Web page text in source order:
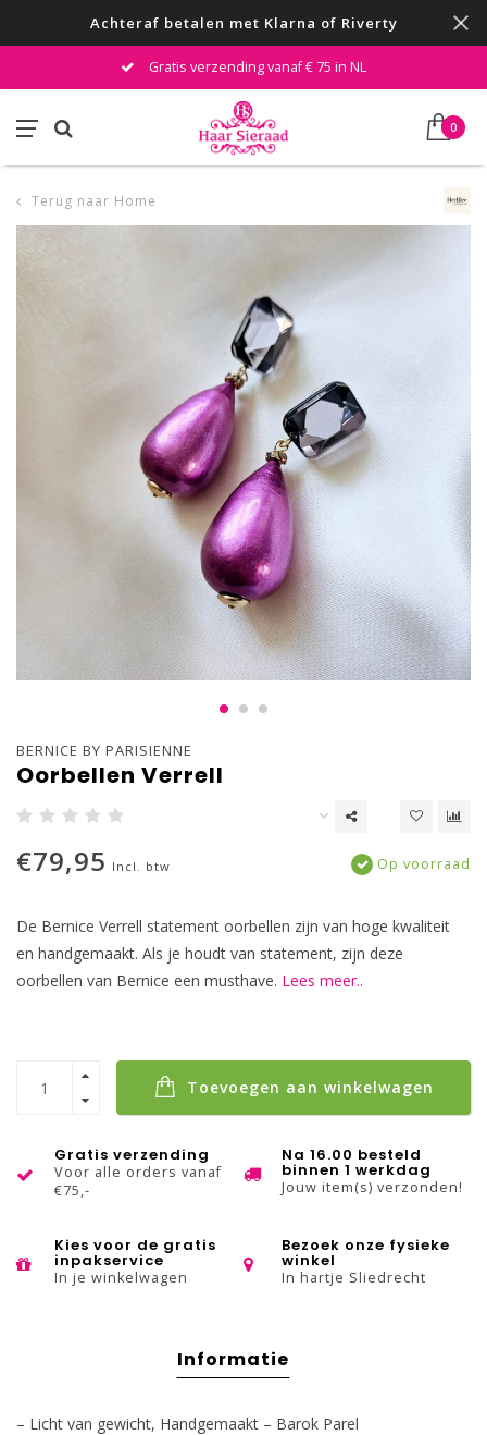
Achteraf betalen met Klarna of Riverty
Gratis verzending vanaf € 75 in NL
0
Terug naar Home
BERNICE BY PARISIENNE
Oorbellen Verrell
€79,95 Incl. btw Op voorraad
De Bernice Verrell statement oorbellen zijn van hoge kwaliteit
en handgemaakt. Als je houdt van statement, zijn deze
oorbellen van Bernice een musthave. Lees meer..
Toevoegen aan winkelwagen
Gratis verzending
Voor alle orders vanaf
€75,-
Na 16.00 besteld
binnen 1 werkdag
Jouw item(s) verzonden!
Kies voor de gratis
inpakservice
In je winkelwagen
Bezoek onze fysieke
winkel
In hartje Sliedrecht
Informatie
– Licht van gewicht, Handgemaakt – Barok Parel